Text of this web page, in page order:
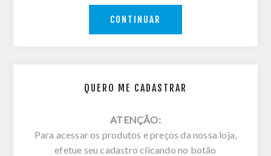
QUERO ME CADASTRAR
ATENÇÃO:
Para acessar os produtos e preços da nossa loja,
efetue seu cadastro clicando no botão
CONTINUAR